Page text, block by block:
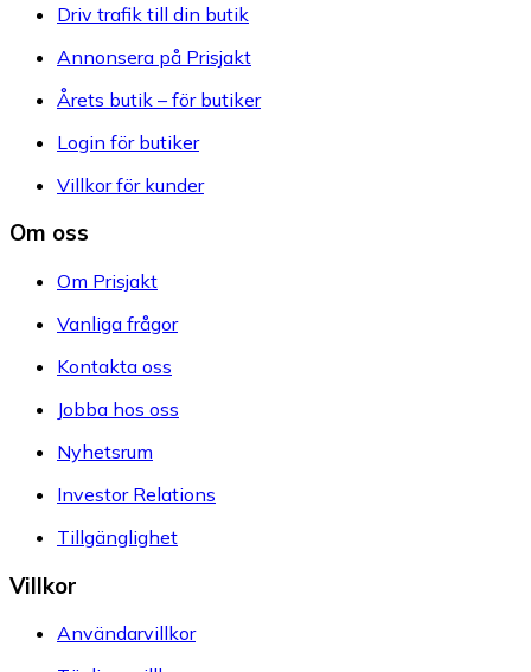
Driv trafik till din butik
Annonsera på Prisjakt
Årets butik – för butiker
Login för butiker
Villkor för kunder
Om oss
Om Prisjakt
Vanliga frågor
Kontakta oss
Jobba hos oss
Nyhetsrum
Investor Relations
Tillgänglighet
Villkor
Användarvillkor